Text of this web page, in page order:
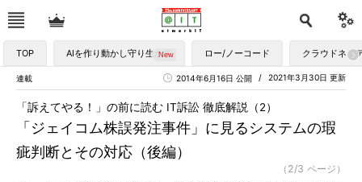
TOP AIを作り動かし守り生かす ロー/ノーコード クラウドネイ
連載 2021年3月30日 更新
2014年6月16日 公開
「ジェイコム株誤発注事件」に見るシステムの瑕
疵判断とその対応（後編）
「訴えてやる！」の前に読む IT訴訟 徹底解説（2）
（2/3 ページ）